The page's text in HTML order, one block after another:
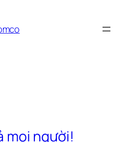
mọi người!